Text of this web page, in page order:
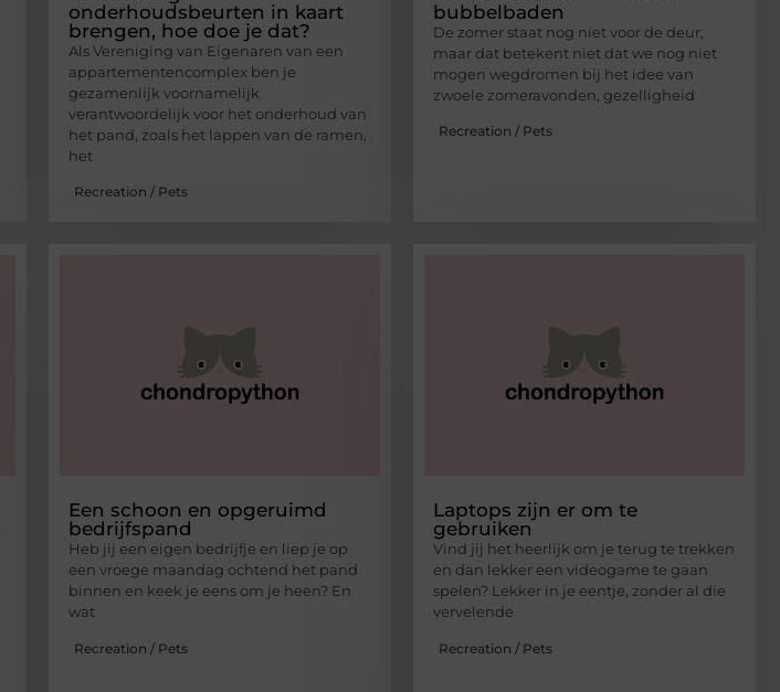
onderhoudsbeurten in kaart
brengen, hoe doe je dat?
Als Vereniging van Eigenaren van een
appartementencomplex ben je
gezamenlijk voornamelijk
verantwoordelijk voor het onderhoud van
het pand, zoals het lappen van de ramen,
het
Recreation / Pets
bubbelbaden
De zomer staat nog niet voor de deur,
maar dat betekent niet dat we nog niet
mogen wegdromen bij het idee van
zwoele zomeravonden, gezelligheid
Recreation / Pets
Een schoon en opgeruimd
bedrijfspand
Heb jij een eigen bedrijfje en liep je op
een vroege maandag ochtend het pand
binnen en keek je eens om je heen? En
wat
Recreation / Pets
Laptops zijn er om te
gebruiken
Vind jij het heerlijk om je terug te trekken
en dan lekker een videogame te gaan
spelen? Lekker in je eentje, zonder al die
vervelende
Recreation / Pets